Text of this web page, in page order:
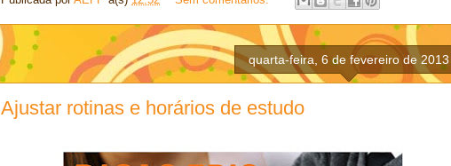
quarta-feira, 6 de fevereiro de 2013
Ajustar rotinas e horários de estudo